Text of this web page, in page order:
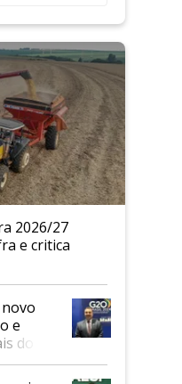
2026/27
e critica
e
do